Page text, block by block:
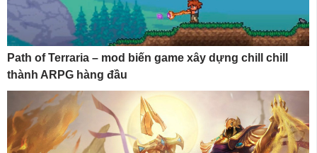
Path of Terraria – mod biến game xây dựng chill chill
thành ARPG hàng đầu